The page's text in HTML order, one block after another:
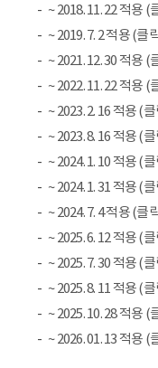
~ 2018. 11. 22 적용 (
~ 2019. 7. 2 적용 (클
~ 2021. 12. 30 적용 (
~ 2022. 11. 22 적용 (
~ 2023. 2. 16 적용 (
~ 2023. 8. 16 적용 (
~ 2024. 1. 10 적용 (
~ 2024. 1. 31 적용 (
~ 2024. 7. 4 적용 (클
~ 2025. 6. 12 적용 (
~ 2025. 7. 30 적용 (
~ 2025. 8. 11 적용 (
~ 2025. 10. 28 적용 (
~ 2026. 01. 13 적용 (